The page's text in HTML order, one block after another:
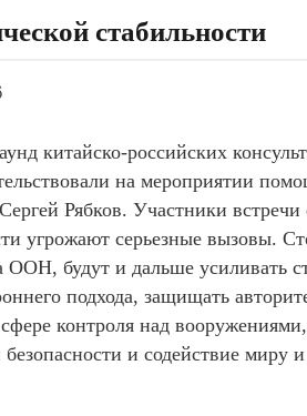
стабильности
китайско-российских
на мероприятии
Рябков. Участники встречи
угрожают серьезные вызовы.
будут и дальше усиливать
подхода, защищать
контроля над
безопасности и содействие